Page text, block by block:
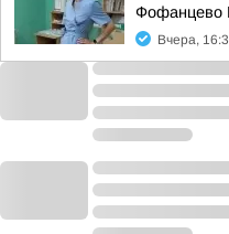
Фофанцево
Вчера,